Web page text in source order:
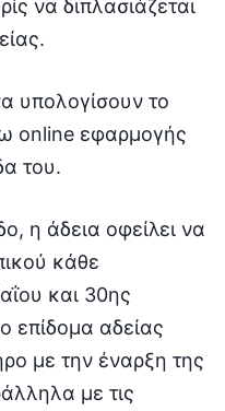
να διπλασιάζεται
υπολογίσουν το
online εφαρμογής
του.
η άδεια οφείλει να
κάθε
και 30ης
επίδομα αδείας
με την έναρξη της
με τις